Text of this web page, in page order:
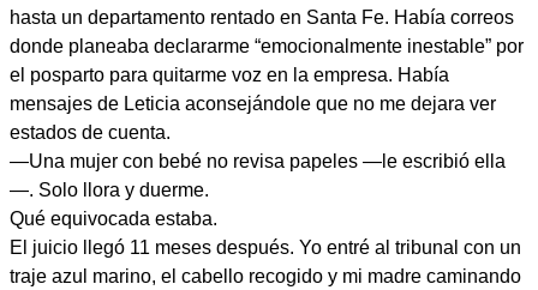
hasta un departamento rentado en Santa Fe. Había correos
donde planeaba declararme “emocionalmente inestable” por
el posparto para quitarme voz en la empresa. Había
mensajes de Leticia aconsejándole que no me dejara ver
estados de cuenta.
—Una mujer con bebé no revisa papeles —le escribió ella
—. Solo llora y duerme.
Qué equivocada estaba.
El juicio llegó 11 meses después. Yo entré al tribunal con un
traje azul marino, el cabello recogido y mi madre caminando